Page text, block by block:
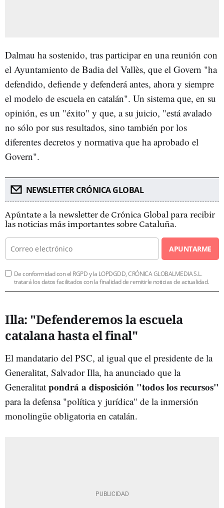
Dalmau ha sostenido, tras participar en una reunión con
el Ayuntamiento de Badia del Vallès, que el Govern "ha
defendido, defiende y defenderá antes, ahora y siempre
el modelo de escuela en catalán". Un sistema que, en su
opinión, es un "éxito" y que, a su juicio, "está avalado
no sólo por sus resultados, sino también por los
diferentes decretos y normativa que ha aprobado el
Govern".
NEWSLETTER CRÓNICA GLOBAL
Apúntate a la newsletter de Crónica Global para recibir
las noticias más importantes sobre Cataluña.
APUNTARME
De conformidad con el RGPD y la LOPDGDD, CRÓNICA GLOBALMEDIA S.L.
tratará los datos facilitados con la finalidad de remitirle noticias de actualidad.
Illa: "Defenderemos la escuela
catalana hasta el final"
El mandatario del PSC, al igual que el presidente de la
Generalitat, Salvador Illa, ha anunciado que la
Generalitat pondrá a disposición "todos los recursos"
para la defensa "política y jurídica" de la inmersión
monolingüe obligatoria en catalán.